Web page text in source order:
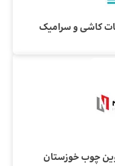
کاشی و سرامیک
چوب خوزستان